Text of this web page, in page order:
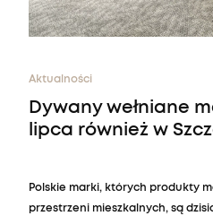
Aktualności
Dywany wełniane
lipca również w
Polskie marki, których produkty
przestrzeni mieszkalnych, są